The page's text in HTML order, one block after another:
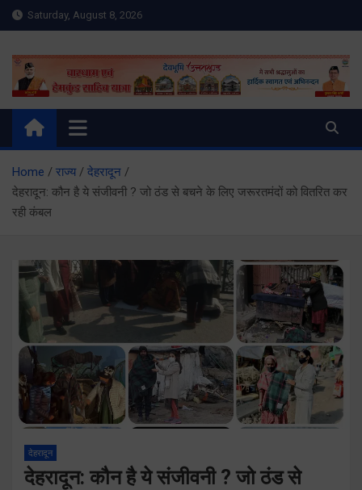
Skip
to
Saturday, August 8, 2026
Meru Raibar | Uttarakhand
News | Uttarkashi News
meruraibar.com
Home राज्य
देहरादून
देहरादून: कौन है ये संजीवनी ? जो ठंड से बचने के लिए जरूरतमंदों को वितरित कर
रही कंबल
देहरादून
देहरादून: कौन है ये संजीवनी ? जो ठंड से